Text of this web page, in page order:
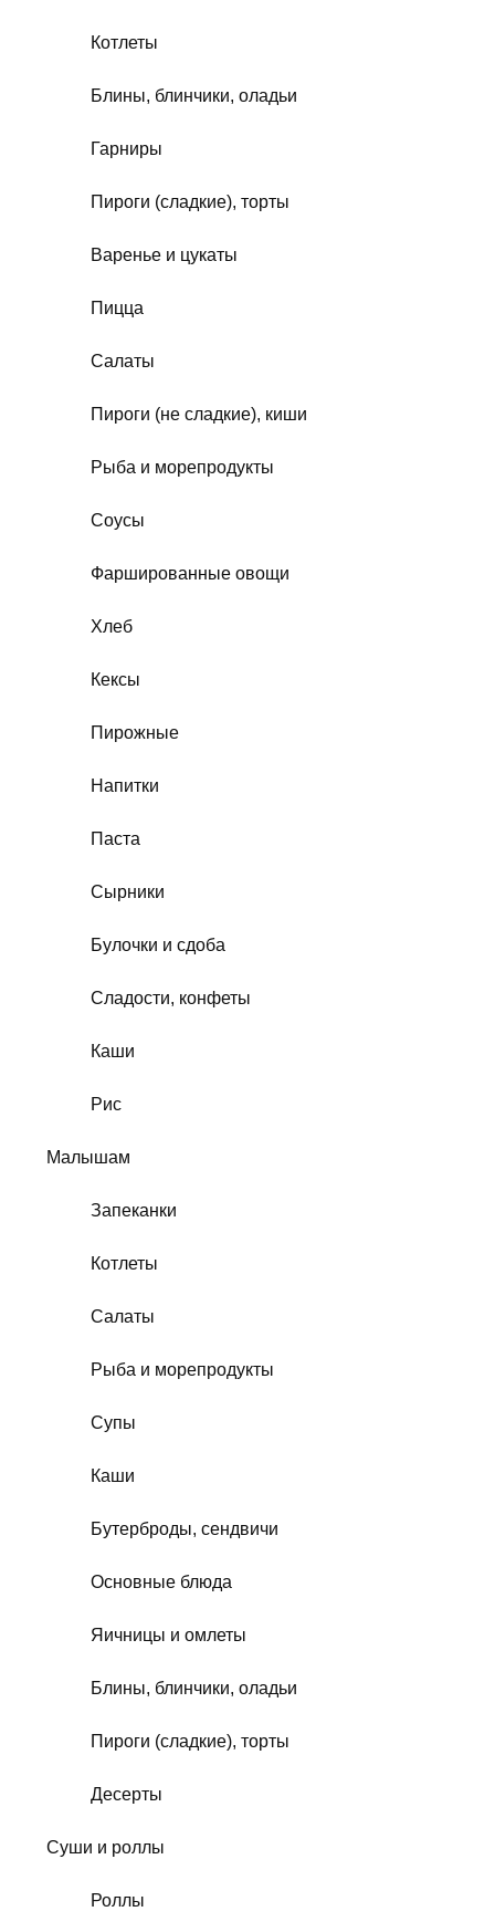
Котлеты
Блины, блинчики, оладьи
Гарниры
Пироги (сладкие), торты
Варенье и цукаты
Пицца
Салаты
Пироги (не сладкие), киши
Рыба и морепродукты
Соусы
Фаршированные овощи
Хлеб
Кексы
Пирожные
Напитки
Паста
Сырники
Булочки и сдоба
Сладости, конфеты
Каши
Рис
Малышам
Запеканки
Котлеты
Салаты
Рыба и морепродукты
Супы
Каши
Бутерброды, сендвичи
Основные блюда
Яичницы и омлеты
Блины, блинчики, оладьи
Пироги (сладкие), торты
Десерты
Суши и роллы
Роллы